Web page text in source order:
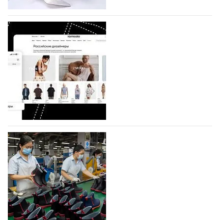
коллекции которых не были представлены в…
07.08.2026 643
BALLINA представит свои новинки на Euro
Shoes
Компания BALLINA Guangzhou Lihuang Footwear
Co., Ltd., основанная в 2011 году и расположенная в
Гуанчжоу, столице моды Китая, является
профессиональной обувной компанией,
объединяющей разработку, производство и…
07.08.2026 503
На платформе Lamoda - новый раздел и
условия продвижения локальных
дизайнерских марок
Российский маркетплейс Lamoda решил обновить
раздел для продажи продукции локальных
дизайнерских марок одежды, обуви и аксессуаров.